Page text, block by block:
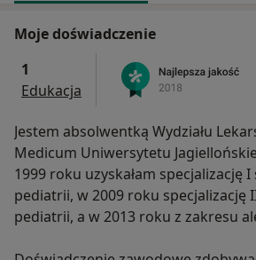
Moje doświadczenie
1
Edukacja
Jestem absolwentką Wydziału
Medicum Uniwersytetu
1999 roku uzyskałam specjalizację
pediatrii, w 2009 roku specjalizację
pediatrii, a w 2013 roku z zakresu